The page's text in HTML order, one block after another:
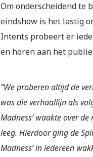
Om onderscheidend te
eindshow is het lastig
Intents probeert er
en horen aan het
“We proberen altijd de
was die verhaallijn als
Madness’ waakte over
leeg. Hierdoor ging de
Madness’ in iedereen